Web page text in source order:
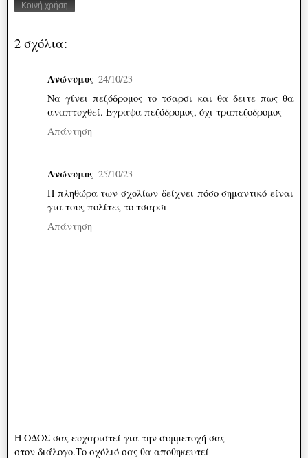
Κοινή χρήση
2 σχόλια:
Ανώνυμος 24/10/23
Να γίνει πεζόδρομος το τσαρσι και θα δειτε πως θα
αναπτυχθεί. Εγραψα πεζόδρομος, όχι τραπεζοδρομος
Απάντηση
Ανώνυμος 25/10/23
Η πληθώρα των σχολίων δείχνει πόσο σημαντικό είναι
για τους πολίτες το τσαρσι
Απάντηση
Η ΟΔΟΣ σας ευχαριστεί για την συμμετοχή σας
στον διάλογο.Το σχόλιό σας θα αποθηκευτεί